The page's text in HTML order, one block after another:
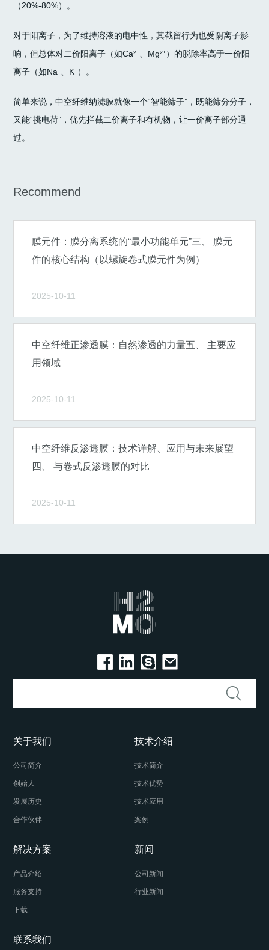
（20%-80%）。
对于阳离子，为了维持溶液的电中性，其截留行为也受阴离子影
响，但总体对二价阳离子（如Ca²⁺、Mg²⁺）的脱除率高于一价阳
离子（如Na⁺、K⁺）。
简单来说，中空纤维纳滤膜就像一个“智能筛子”，既能筛分分子，
又能“挑电荷”，优先拦截二价离子和有机物，让一价离子部分通
过。
Recommend
膜元件：膜分离系统的“最小功能单元”三、 膜元
件的核心结构（以螺旋卷式膜元件为例）
2025-10-11
中空纤维正渗透膜：自然渗透的力量五、 主要应
用领域
2025-10-11
中空纤维反渗透膜：技术详解、应用与未来展望
四、 与卷式反渗透膜的对比
2025-10-11
关于我们
公司简介
创始人
发展历史
合作伙伴
技术介绍
技术简介
技术优势
技术应用
案例
解决方案
产品介绍
服务支持
下载
新闻
公司新闻
行业新闻
联系我们